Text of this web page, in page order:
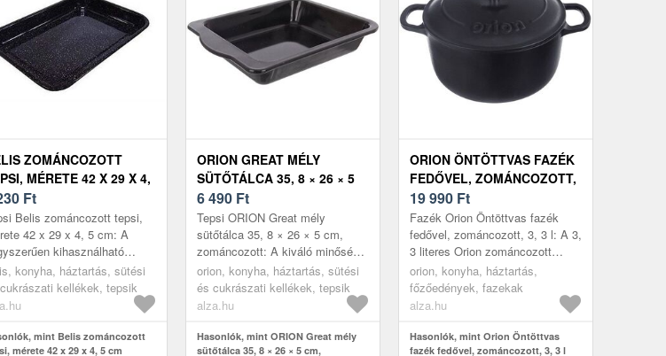
ZOMÁNCOZOTT
MÉRETE 42 X 29 X 4,
Ft
Belis zománcozott tepsi,
42 x 29 x 4, 5 cm: A
kihasználható
tepsi az összes
ott kell, hogy legyen
konyha, háztartás, sütési
kellékek, tepsik
mint Belis zománcozott
mérete 42 x 29 x 4, 5 cm
ORION GREAT MÉLY
SÜTŐTÁLCA 35, 8 × 26 × 5
CM, ZOMÁNCOZOTT
6 490 Ft
Tepsi ORION Great mély
sütőtálca 35, 8 × 26 × 5 cm,
zománcozott: A kiváló minőségű
ORION tepsi nem hiányozhat
egyetlen konyhából sem. A
magasabb pe...
orion, konyha, háztartás, sütési
és cukrászati kellékek, tepsik
alza.hu
Hasonlók, mint ORION Great mély
sütőtálca 35, 8 × 26 × 5 cm,
ORION ÖNTÖTTVAS FAZÉK
FEDŐVEL, ZOMÁNCOZOTT,
3, 3 L
19 990 Ft
Fazék Orion Öntöttvas fazék
fedővel, zománcozott, 3, 3 l: A 3,
3 literes Orion zománcozott
öntöttvas fazék tökéletes
választás sokféle étel elkészí...
orion, konyha, háztartás,
főzőedények, fazekak
alza.hu
Hasonlók, mint Orion Öntöttvas
fazék fedővel, zománcozott, 3, 3 l